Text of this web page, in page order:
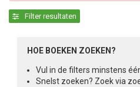
Filter resultaten
HOE BOEKEN ZOEKEN?
Vul in de filters minstens
Snelst zoeken? Zoek via